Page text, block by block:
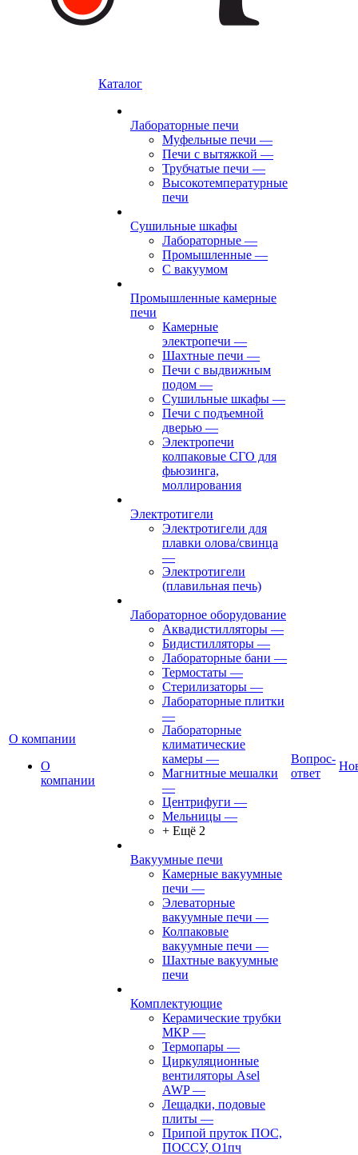
О компании
О
компании
Каталог
Лабораторные печи
Муфельные печи —
Печи с вытяжкой —
Трубчатые печи —
Высокотемпературные
печи
Сушильные шкафы
Лабораторные —
Промышленные —
С вакуумом
Промышленные камерные
печи
Камерные
электропечи —
Шахтные печи —
Печи с выдвижным
подом —
Сушильные шкафы —
Печи с подъемной
дверью —
Электропечи
колпаковые СГО для
фьюзинга,
моллирования
Электротигели
Электротигели для
плавки олова/свинца
—
Электротигели
(плавильная печь)
Лабораторное оборудование
Аквадистилляторы —
Бидистилляторы —
Лабораторные бани —
Термостаты —
Стерилизаторы —
Лабораторные плитки
—
Лабораторные
климатические
камеры —
Магнитные мешалки
—
Центрифуги —
Мельницы —
+ Ещё 2
Вакуумные печи
Камерные вакуумные
печи —
Элеваторные
вакуумные печи —
Колпаковые
вакуумные печи —
Шахтные вакуумные
печи
Комплектующие
Керамические трубки
МКР —
Термопары —
Циркуляционные
вентиляторы Asel
AWP—
Лещадки, подовые
плиты —
Припой пруток ПОС,
ПОССУ, О1пч
Вопрос-
ответ